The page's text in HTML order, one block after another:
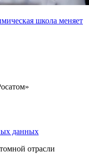
школа меняет
данных
отрасли